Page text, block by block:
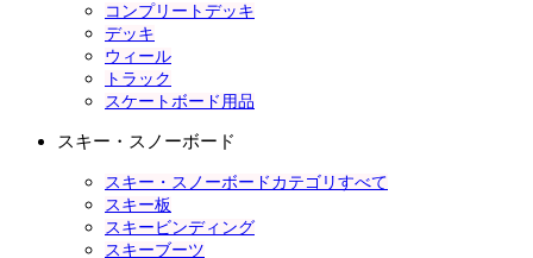
コンプリートデッキ
デッキ
ウィール
トラック
スケートボード用品
スキー・スノーボード
スキー・スノーボードカテゴリすべて
スキー板
スキービンディング
スキーブーツ